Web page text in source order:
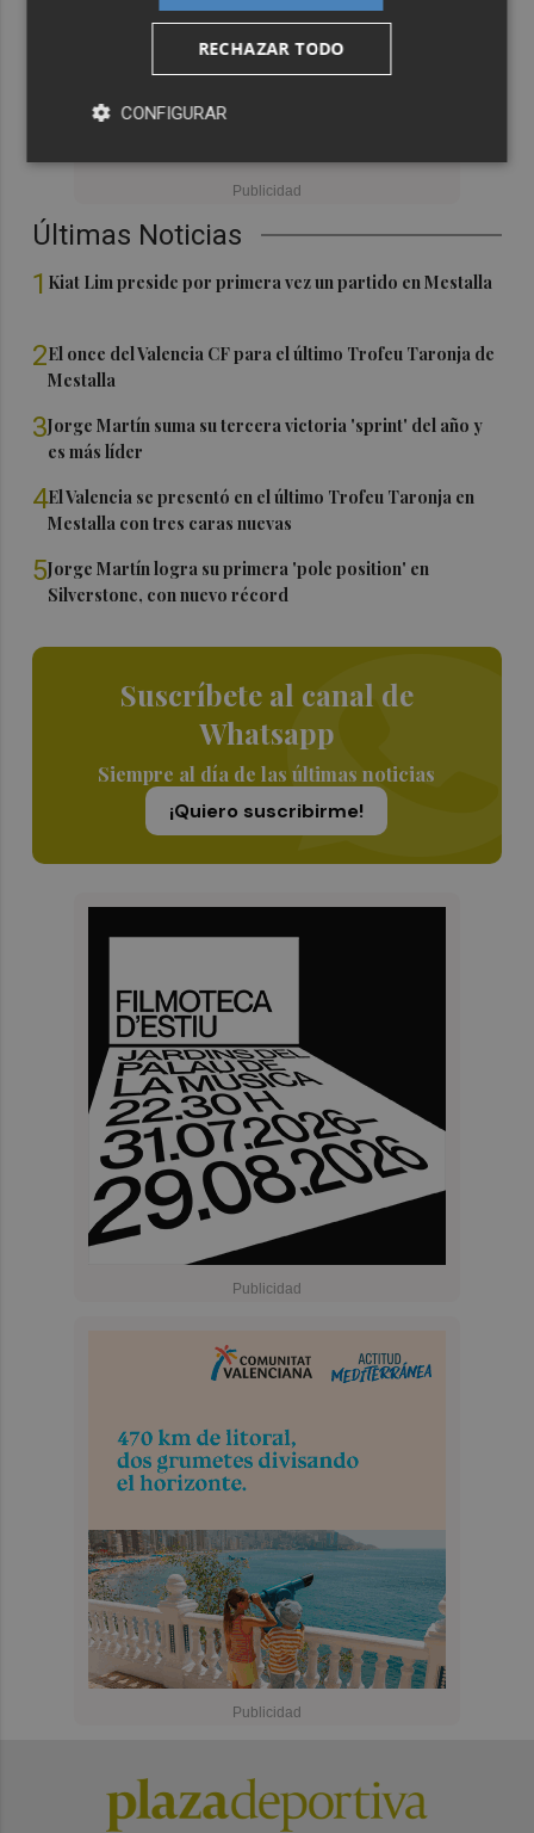
Últimas Noticias
1 Kiat Lim preside por primera vez un partido en Mestalla
2El once del Valencia CF para el último Trofeu Taronja de
Mestalla
3Jorge Martín suma su tercera victoria 'sprint' del año y
es más líder
4El Valencia se presentó en el último Trofeu Taronja en
Mestalla con tres caras nuevas
5Jorge Martín logra su primera 'pole position' en
Silverstone, con nuevo récord
Suscríbete al canal de
Whatsapp
Siempre al día de las últimas noticias
¡Quiero suscribirme!
RECHAZAR TODO
CONFIGURAR